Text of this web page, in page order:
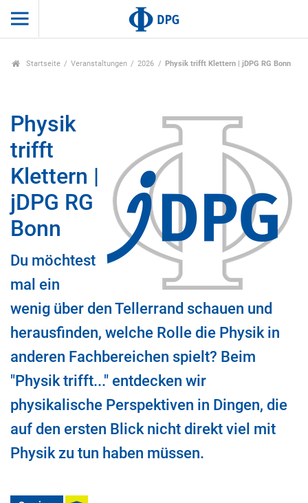
Startseite Veranstaltungen 2026 Physik trifft Klettern | jDPG RG Bonn
Physik
trifft
Klettern |
jDPG RG
Bonn
Du möchtest
mal ein
wenig über den Tellerrand schauen und
herausfinden, welche Rolle die Physik in
anderen Fachbereichen spielt? Beim
"Physik trifft..." entdecken wir
physikalische Perspektiven in Dingen, die
auf den ersten Blick nicht direkt viel mit
Physik zu tun haben müssen.